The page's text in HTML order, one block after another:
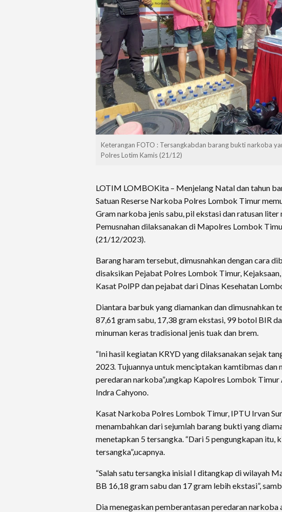
Keterangan FOTO : Tersangkabdan barang bukti narkoba
Polres Lotim Kamis (21/12)
LOTIM LOMBOKita – Menjelang Natal dan tahun
Satuan Reserse Narkoba Polres Lombok Timur
Gram narkoba jenis sabu, pil ekstasi dan ratusan liter
Pemusnahan dilaksanakan di Mapolres Lombok
(21/12/2023).
Barang haram tersebut, dimusnahkan dengan cara
disaksikan Pejabat Polres Lombok Timur,
Kasat PolPP dan pejabat dari Dinas Kesehatan
Diantara barbuk yang diamankan dan dimusnahkan
87,61 gram sabu, 17,38 gram ekstasi, 99 botol BIR
minuman keras tradisional jenis tuak dan brem.
“Ini hasil kegiatan KRYD yang dilaksanakan sejak
2023. Tujuannya untuk menciptakan kamtibmas dan
peredaran narkoba”,ungkap Kapolres Lombok
Indra Cahyono.
Kasat Narkoba Polres Lombok Timur, IPTU Irvan
menambahkan dari sejumlah barang bukti yang
menetapkan 5 tersangka. “Dari 5 pengungkapan itu,
tersangka”,ucapnya.
“Salah satu tersangka inisial I ditangkap di wilayah
BB 16,18 gram sabu dan 17 gram lebih ekstasi”,
Dia menegaskan pemberantasan peredaran narkoba